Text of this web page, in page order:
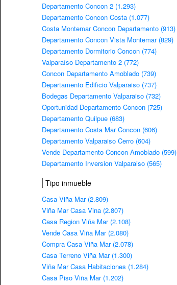
Departamento Concon 2 (1.293)
Departamento Concon Costa (1.077)
Costa Montemar Concon Departamento (913)
Departamento Concon Vista Montemar (829)
Departamento Dormitorio Concon (774)
Valparaíso Departamento 2 (772)
Concon Departamento Amoblado (739)
Departamento Edificio Valparaiso (737)
Bodegas Departamento Valparaiso (732)
Oportunidad Departamento Concon (725)
Departamento Quilpue (683)
Departamento Costa Mar Concon (606)
Departamento Valparaiso Cerro (604)
Vende Departamento Concon Amoblado (599)
Departamento Inversion Valparaiso (565)
Tipo inmueble
Casa Viña Mar (2.809)
Viña Mar Casa Vina (2.807)
Casa Region Viña Mar (2.108)
Vende Casa Viña Mar (2.080)
Compra Casa Viña Mar (2.078)
Casa Terreno Viña Mar (1.300)
Viña Mar Casa Habitaciones (1.284)
Casa Piso Viña Mar (1.202)